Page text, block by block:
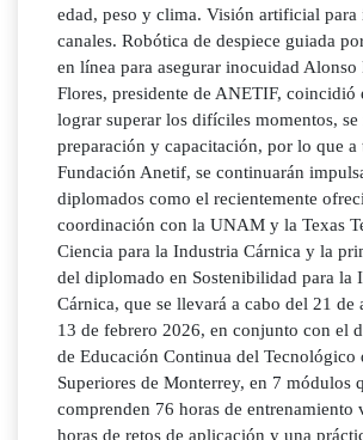
edad, peso y clima. Visión artificial para
canales. Robótica de despiece guiada
en línea para asegurar inocuidad Alonso
Flores, presidente de ANETIF, coincidió
lograr superar los difíciles momentos, se
preparación y capacitación, por lo que a
Fundación Anetif, se continuarán
diplomados como el recientemente
coordinación con la UNAM y la Texas
Ciencia para la Industria Cárnica y la
del diplomado en Sostenibilidad para la
Cárnica, que se llevará a cabo del 21 de
13 de febrero 2026, en conjunto con el
de Educación Continua del Tecnológico
Superiores de Monterrey, en 7 módulos
comprenden 76 horas de entrenamiento
horas de retos de aplicación y una